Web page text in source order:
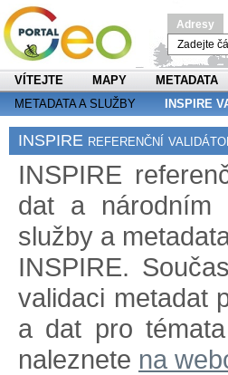
Adresy
VÍTEJTE MAPY METADATA
METADATA A SLUŽBY
INSPIRE
INSPIRE referenční
INSPIRE
dat a národním
služby a
INSPIRE.
validaci metadat
a dat pro
naleznete na